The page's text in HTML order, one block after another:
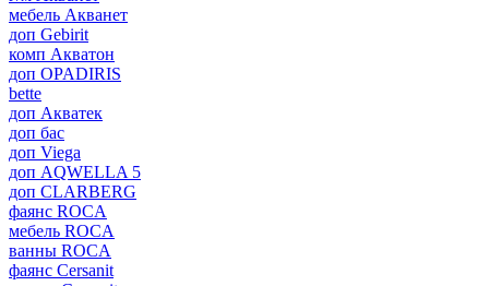
мебель Акванет
доп Gebirit
комп Акватон
доп OPADIRIS
bette
доп Акватек
доп бас
доп Viega
доп AQWELLA 5
доп CLARBERG
фаянс ROCA
мебель ROCA
ванны ROCA
фаянс Cersanit